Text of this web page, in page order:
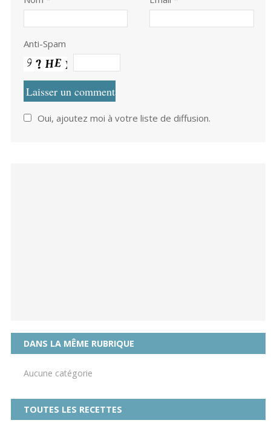
Anti-Spam
Oui, ajoutez moi à votre liste de diffusion.
DANS LA MÊME RUBRIQUE
Aucune catégorie
TOUTES LES RECETTES